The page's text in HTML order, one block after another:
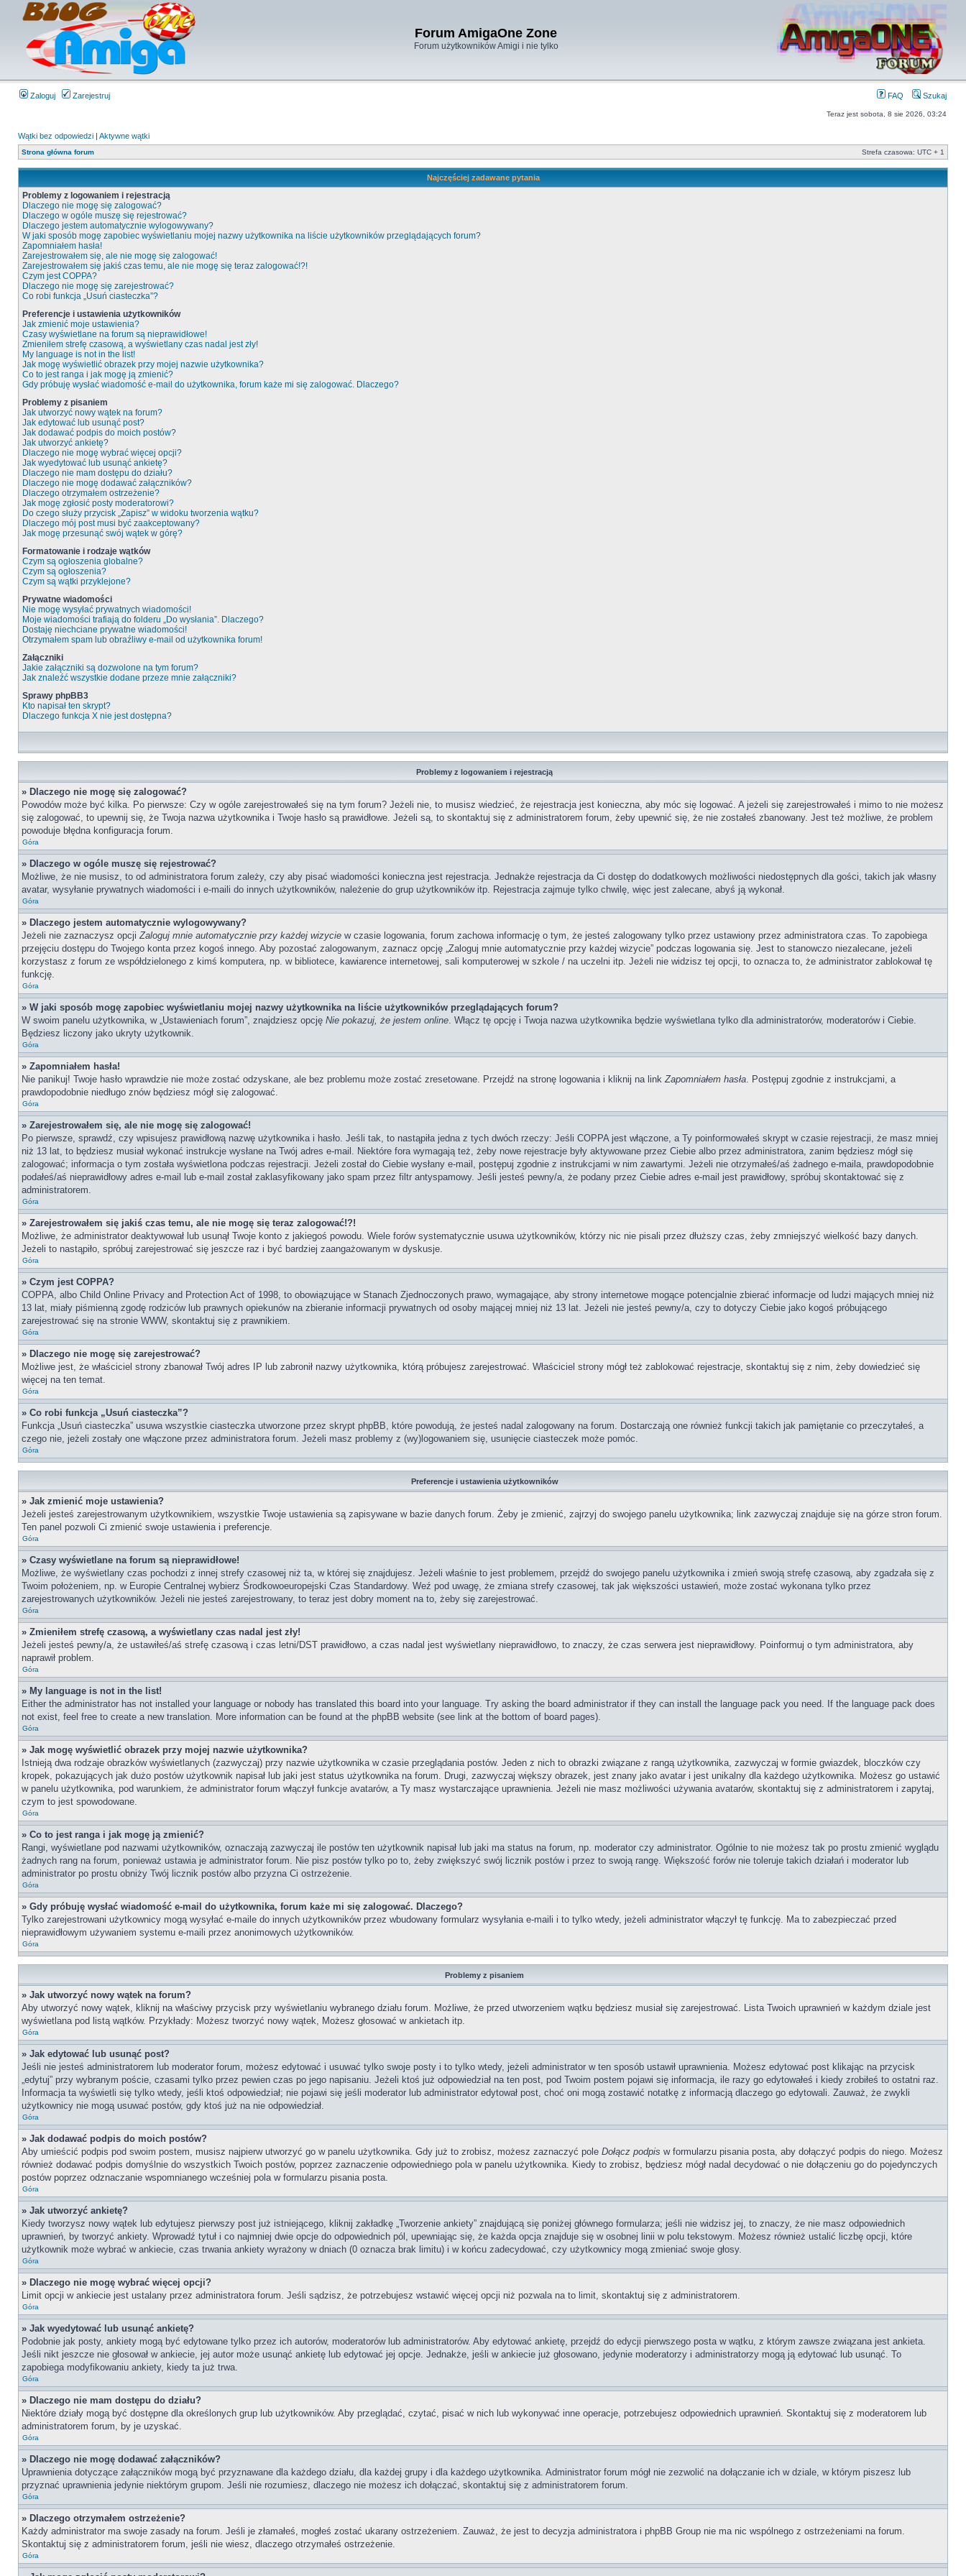
Forum AmigaOne Zone
Forum użytkowników Amigi i nie tylko
Zaloguj Zarejestruj FAQ Szukaj
Teraz jest sobota, 8 sie 2026, 03:24
Wątki bez odpowiedzi | Aktywne wątki
Strona główna forum Strefa czasowa: UTC + 1
Najczęściej zadawane pytania
Problemy z logowaniem i rejestracją
Dlaczego nie mogę się zalogować?
Dlaczego w ogóle muszę się rejestrować?
Dlaczego jestem automatycznie wylogowywany?
W jaki sposób mogę zapobiec wyświetlaniu mojej nazwy użytkownika na liście użytkowników przeglądających forum?
Zapomniałem hasła!
Zarejestrowałem się, ale nie mogę się zalogować!
Zarejestrowałem się jakiś czas temu, ale nie mogę się teraz zalogować!?!
Czym jest COPPA?
Dlaczego nie mogę się zarejestrować?
Co robi funkcja „Usuń ciasteczka”?
Preferencje i ustawienia użytkowników
Jak zmienić moje ustawienia?
Czasy wyświetlane na forum są nieprawidłowe!
Zmieniłem strefę czasową, a wyświetlany czas nadal jest zły!
My language is not in the list!
Jak mogę wyświetlić obrazek przy mojej nazwie użytkownika?
Co to jest ranga i jak mogę ją zmienić?
Gdy próbuję wysłać wiadomość e-mail do użytkownika, forum każe mi się zalogować. Dlaczego?
Problemy z pisaniem
Jak utworzyć nowy wątek na forum?
Jak edytować lub usunąć post?
Jak dodawać podpis do moich postów?
Jak utworzyć ankietę?
Dlaczego nie mogę wybrać więcej opcji?
Jak wyedytować lub usunąć ankietę?
Dlaczego nie mam dostępu do działu?
Dlaczego nie mogę dodawać załączników?
Dlaczego otrzymałem ostrzeżenie?
Jak mogę zgłosić posty moderatorowi?
Do czego służy przycisk „Zapisz” w widoku tworzenia wątku?
Dlaczego mój post musi być zaakceptowany?
Jak mogę przesunąć swój wątek w górę?
Formatowanie i rodzaje wątków
Czym są ogłoszenia globalne?
Czym są ogłoszenia?
Czym są wątki przyklejone?
Prywatne wiadomości
Nie mogę wysyłać prywatnych wiadomości!
Moje wiadomości trafiają do folderu „Do wysłania”. Dlaczego?
Dostaję niechciane prywatne wiadomości!
Otrzymałem spam lub obraźliwy e-mail od użytkownika forum!
Załączniki
Jakie załączniki są dozwolone na tym forum?
Jak znaleźć wszystkie dodane przeze mnie załączniki?
Sprawy phpBB3
Kto napisał ten skrypt?
Dlaczego funkcja X nie jest dostępna?
Problemy z logowaniem i rejestracją
» Dlaczego nie mogę się zalogować?
Powodów może być kilka. Po pierwsze: Czy w ogóle zarejestrowałeś się na tym forum? Jeżeli nie, to musisz wiedzieć, że rejestracja jest konieczna, aby móc się logować. A jeżeli się zarejestrowałeś i mimo to nie możesz
się zalogować, to upewnij się, że Twoja nazwa użytkownika i Twoje hasło są prawidłowe. Jeżeli są, to skontaktuj się z administratorem forum, żeby upewnić się, że nie zostałeś zbanowany. Jest też możliwe, że problem
powoduje błędna konfiguracja forum.
Góra
» Dlaczego w ogóle muszę się rejestrować?
Możliwe, że nie musisz, to od administratora forum zależy, czy aby pisać wiadomości konieczna jest rejestracja. Jednakże rejestracja da Ci dostęp do dodatkowych możliwości niedostępnych dla gości, takich jak własny
avatar, wysyłanie prywatnych wiadomości i e-maili do innych użytkowników, należenie do grup użytkowników itp. Rejestracja zajmuje tylko chwilę, więc jest zalecane, abyś ją wykonał.
Góra
» Dlaczego jestem automatycznie wylogowywany?
Jeżeli nie zaznaczysz opcjiZaloguj mnie automatycznie przy każdej wizycie w czasie logowania, forum zachowa informację o tym, że jesteś zalogowany tylko przez ustawiony przez administratora czas. To zapobiega
przejęciu dostępu do Twojego konta przez kogoś innego. Aby pozostać zalogowanym, zaznacz opcję „Zaloguj mnie automatycznie przy każdej wizycie” podczas logowania się. Jest to stanowczo niezalecane, jeżeli
korzystasz z forum ze współdzielonego z kimś komputera, np. w bibliotece, kawiarence internetowej, sali komputerowej w szkole / na uczelni itp. Jeżeli nie widzisz tej opcji, to oznacza to, że administrator zablokował tę
funkcję.
Góra
» W jaki sposób mogę zapobiec wyświetlaniu mojej nazwy użytkownika na liście użytkowników przeglądających forum?
W swoim panelu użytkownika, w „Ustawieniach forum”, znajdziesz opcję Nie pokazuj, że jestem online. Włącz tę opcję i Twoja nazwa użytkownika będzie wyświetlana tylko dla administratorów, moderatorów i Ciebie.
Będziesz liczony jako ukryty użytkownik.
Góra
» Zapomniałem hasła!
Nie panikuj! Twoje hasło wprawdzie nie może zostać odzyskane, ale bez problemu może zostać zresetowane. Przejdź na stronę logowania i kliknij na linkZapomniałem hasła. Postępuj zgodnie z instrukcjami, a
prawdopodobnie niedługo znów będziesz mógł się zalogować.
Góra
» Zarejestrowałem się, ale nie mogę się zalogować!
Po pierwsze, sprawdź, czy wpisujesz prawidłową nazwę użytkownika i hasło. Jeśli tak, to nastąpiła jedna z tych dwóch rzeczy: Jeśli COPPA jest włączone, a Ty poinformowałeś skrypt w czasie rejestracji, że masz mniej
niż 13 lat, to będziesz musiał wykonać instrukcje wysłane na Twój adres e-mail. Niektóre fora wymagają też, żeby nowe rejestracje były aktywowane przez Ciebie albo przez administratora, zanim będziesz mógł się
zalogować; informacja o tym została wyświetlona podczas rejestracji. Jeżeli został do Ciebie wysłany e-mail, postępuj zgodnie z instrukcjami w nim zawartymi. Jeżeli nie otrzymałeś/aś żadnego e-maila, prawdopodobnie
podałeś/aś nieprawidłowy adres e-mail lub e-mail został zaklasyfikowany jako spam przez filtr antyspamowy. Jeśli jesteś pewny/a, że podany przez Ciebie adres e-mail jest prawidłowy, spróbuj skontaktować się z
administratorem.
Góra
» Zarejestrowałem się jakiś czas temu, ale nie mogę się teraz zalogować!?!
Możliwe, że administrator deaktywował lub usunął Twoje konto z jakiegoś powodu. Wiele forów systematycznie usuwa użytkowników, którzy nic nie pisali przez dłuższy czas, żeby zmniejszyć wielkość bazy danych.
Jeżeli to nastąpiło, spróbuj zarejestrować się jeszcze raz i być bardziej zaangażowanym w dyskusje.
Góra
» Czym jest COPPA?
COPPA, albo Child Online Privacy and Protection Act of 1998, to obowiązujące w Stanach Zjednoczonych prawo, wymagające, aby strony internetowe mogące potencjalnie zbierać informacje od ludzi mających mniej niż
13 lat, miały piśmienną zgodę rodziców lub prawnych opiekunów na zbieranie informacji prywatnych od osoby mającej mniej niż 13 lat. Jeżeli nie jesteś pewny/a, czy to dotyczy Ciebie jako kogoś próbującego
zarejestrować się na stronie WWW, skontaktuj się z prawnikiem.
Góra
» Dlaczego nie mogę się zarejestrować?
Możliwe jest, że właściciel strony zbanował Twój adres IP lub zabronił nazwy użytkownika, którą próbujesz zarejestrować. Właściciel strony mógł też zablokować rejestracje, skontaktuj się z nim, żeby dowiedzieć się
więcej na ten temat.
Góra
» Co robi funkcja „Usuń ciasteczka”?
Funkcja „Usuń ciasteczka” usuwa wszystkie ciasteczka utworzone przez skrypt phpBB, które powodują, że jesteś nadal zalogowany na forum. Dostarczają one również funkcji takich jak pamiętanie co przeczytałeś, a
czego nie, jeżeli zostały one włączone przez administratora forum. Jeżeli masz problemy z (wy)logowaniem się, usunięcie ciasteczek może pomóc.
Góra
Preferencje i ustawienia użytkowników
» Jak zmienić moje ustawienia?
Jeżeli jesteś zarejestrowanym użytkownikiem, wszystkie Twoje ustawienia są zapisywane w bazie danych forum. Żeby je zmienić, zajrzyj do swojego panelu użytkownika; link zazwyczaj znajduje się na górze stron forum.
Ten panel pozwoli Ci zmienić swoje ustawienia i preferencje.
Góra
» Czasy wyświetlane na forum są nieprawidłowe!
Możliwe, że wyświetlany czas pochodzi z innej strefy czasowej niż ta, w której się znajdujesz. Jeżeli właśnie to jest problemem, przejdź do swojego panelu użytkownika i zmień swoją strefę czasową, aby zgadzała się z
Twoim położeniem, np. w Europie Centralnej wybierz Środkowoeuropejski Czas Standardowy. Weź pod uwagę, że zmiana strefy czasowej, tak jak większości ustawień, może zostać wykonana tylko przez
zarejestrowanych użytkowników. Jeżeli nie jesteś zarejestrowany, to teraz jest dobry moment na to, żeby się zarejestrować.
Góra
» Zmieniłem strefę czasową, a wyświetlany czas nadal jest zły!
Jeżeli jesteś pewny/a, że ustawiłeś/aś strefę czasową i czas letni/DST prawidłowo, a czas nadal jest wyświetlany nieprawidłowo, to znaczy, że czas serwera jest nieprawidłowy. Poinformuj o tym administratora, aby
naprawił problem.
Góra
» My language is not in the list!
Either the administrator has not installed your language or nobody has translated this board into your language. Try asking the board administrator if they can install the language pack you need. If the language pack does
not exist, feel free to create a new translation. More information can be found at the phpBB website (see link at the bottom of board pages).
Góra
» Jak mogę wyświetlić obrazek przy mojej nazwie użytkownika?
Istnieją dwa rodzaje obrazków wyświetlanych (zazwyczaj) przy nazwie użytkownika w czasie przeglądania postów. Jeden z nich to obrazki związane z rangą użytkownika, zazwyczaj w formie gwiazdek, bloczków czy
kropek, pokazujących jak dużo postów użytkownik napisał lub jaki jest status użytkownika na forum. Drugi, zazwyczaj większy obrazek, jest znany jako avatar i jest unikalny dla każdego użytkownika. Możesz go ustawić
w panelu użytkownika, pod warunkiem, że administrator forum włączył funkcje avatarów, a Ty masz wystarczające uprawnienia. Jeżeli nie masz możliwości używania avatarów, skontaktuj się z administratorem i zapytaj,
czym to jest spowodowane.
Góra
» Co to jest ranga i jak mogę ją zmienić?
Rangi, wyświetlane pod nazwami użytkowników, oznaczają zazwyczaj ile postów ten użytkownik napisał lub jaki ma status na forum, np. moderator czy administrator. Ogólnie to nie możesz tak po prostu zmienić wyglądu
żadnych rang na forum, ponieważ ustawia je administrator forum. Nie pisz postów tylko po to, żeby zwiększyć swój licznik postów i przez to swoją rangę. Większość forów nie toleruje takich działań i moderator lub
administrator po prostu obniży Twój licznik postów albo przyzna Ci ostrzeżenie.
Góra
» Gdy próbuję wysłać wiadomość e-mail do użytkownika, forum każe mi się zalogować. Dlaczego?
Tylko zarejestrowani użytkownicy mogą wysyłać e-maile do innych użytkowników przez wbudowany formularz wysyłania e-maili i to tylko wtedy, jeżeli administrator włączył tę funkcję. Ma to zabezpieczać przed
nieprawidłowym używaniem systemu e-maili przez anonimowych użytkowników.
Góra
Problemy z pisaniem
» Jak utworzyć nowy wątek na forum?
Aby utworzyć nowy wątek, kliknij na właściwy przycisk przy wyświetlaniu wybranego działu forum. Możliwe, że przed utworzeniem wątku będziesz musiał się zarejestrować. Lista Twoich uprawnień w każdym dziale jest
wyświetlana pod listą wątków. Przykłady: Możesz tworzyć nowy wątek, Możesz głosować w ankietach itp.
Góra
» Jak edytować lub usunąć post?
Jeśli nie jesteś administratorem lub moderator forum, możesz edytować i usuwać tylko swoje posty i to tylko wtedy, jeżeli administrator w ten sposób ustawił uprawnienia. Możesz edytować post klikając na przycisk
„edytuj” przy wybranym poście, czasami tylko przez pewien czas po jego napisaniu. Jeżeli ktoś już odpowiedział na ten post, pod Twoim postem pojawi się informacja, ile razy go edytowałeś i kiedy zrobiłeś to ostatni raz.
Informacja ta wyświetli się tylko wtedy, jeśli ktoś odpowiedział; nie pojawi się jeśli moderator lub administrator edytował post, choć oni mogą zostawić notatkę z informacją dlaczego go edytowali. Zauważ, że zwykli
użytkownicy nie mogą usuwać postów, gdy ktoś już na nie odpowiedział.
Góra
» Jak dodawać podpis do moich postów?
Aby umieścić podpis pod swoim postem, musisz najpierw utworzyć go w panelu użytkownika. Gdy już to zrobisz, możesz zaznaczyć pole Dołącz podpis w formularzu pisania posta, aby dołączyć podpis do niego. Możesz
również dodawać podpis domyślnie do wszystkich Twoich postów, poprzez zaznaczenie odpowiedniego pola w panelu użytkownika. Kiedy to zrobisz, będziesz mógł nadal decydować o nie dołączeniu go do pojedynczych
postów poprzez odznaczanie wspomnianego wcześniej pola w formularzu pisania posta.
Góra
» Jak utworzyć ankietę?
Kiedy tworzysz nowy wątek lub edytujesz pierwszy post już istniejącego, kliknij zakładkę „Tworzenie ankiety” znajdującą się poniżej głównego formularza; jeśli nie widzisz jej, to znaczy, że nie masz odpowiednich
uprawnień, by tworzyć ankiety. Wprowadź tytuł i co najmniej dwie opcje do odpowiednich pól, upewniając się, że każda opcja znajduje się w osobnej linii w polu tekstowym. Możesz również ustalić liczbę opcji, które
użytkownik może wybrać w ankiecie, czas trwania ankiety wyrażony w dniach (0 oznacza brak limitu) i w końcu zadecydować, czy użytkownicy mogą zmieniać swoje głosy.
Góra
» Dlaczego nie mogę wybrać więcej opcji?
Limit opcji w ankiecie jest ustalany przez administratora forum. Jeśli sądzisz, że potrzebujesz wstawić więcej opcji niż pozwala na to limit, skontaktuj się z administratorem.
Góra
» Jak wyedytować lub usunąć ankietę?
Podobnie jak posty, ankiety mogą być edytowane tylko przez ich autorów, moderatorów lub administratorów. Aby edytować ankietę, przejdź do edycji pierwszego posta w wątku, z którym zawsze związana jest ankieta.
Jeśli nikt jeszcze nie głosował w ankiecie, jej autor może usunąć ankietę lub edytować jej opcje. Jednakże, jeśli w ankiecie już głosowano, jedynie moderatorzy i administratorzy mogą ją edytować lub usunąć. To
zapobiega modyfikowaniu ankiety, kiedy ta już trwa.
Góra
» Dlaczego nie mam dostępu do działu?
Niektóre działy mogą być dostępne dla określonych grup lub użytkowników. Aby przeglądać, czytać, pisać w nich lub wykonywać inne operacje, potrzebujesz odpowiednich uprawnień. Skontaktuj się z moderatorem lub
administratorem forum, by je uzyskać.
Góra
» Dlaczego nie mogę dodawać załączników?
Uprawnienia dotyczące załączników mogą być przyznawane dla każdego działu, dla każdej grupy i dla każdego użytkownika. Administrator forum mógł nie zezwolić na dołączanie ich w dziale, w którym piszesz lub
przyznać uprawnienia jedynie niektórym grupom. Jeśli nie rozumiesz, dlaczego nie możesz ich dołączać, skontaktuj się z administratorem forum.
Góra
» Dlaczego otrzymałem ostrzeżenie?
Każdy administrator ma swoje zasady na forum. Jeśli je złamałeś, mogłeś zostać ukarany ostrzeżeniem. Zauważ, że jest to decyzja administratora i phpBB Group nie ma nic wspólnego z ostrzeżeniami na forum.
Skontaktuj się z administratorem forum, jeśli nie wiesz, dlaczego otrzymałeś ostrzeżenie.
Góra